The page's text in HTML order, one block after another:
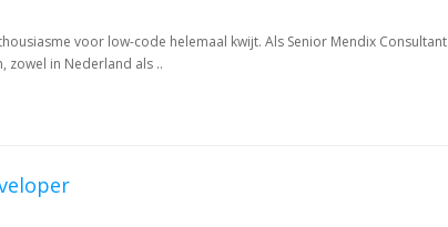
voor low-code helemaal kwijt. Als Senior Mendix Consultant
zowel in Nederland als ..